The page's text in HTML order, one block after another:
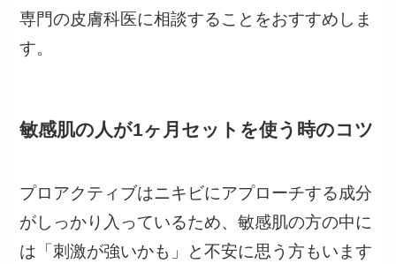
専門の皮膚科医に相談することをおすすめしま
す。
敏感肌の人が1ヶ月セットを使う時のコツ
プロアクティブはニキビにアプローチする成分
がしっかり入っているため、敏感肌の方の中に
は「刺激が強いかも」と不安に思う方もいます